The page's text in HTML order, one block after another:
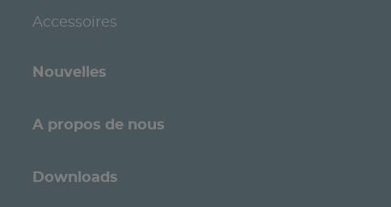
Accessoires
Nouvelles
A propos de nous
Downloads